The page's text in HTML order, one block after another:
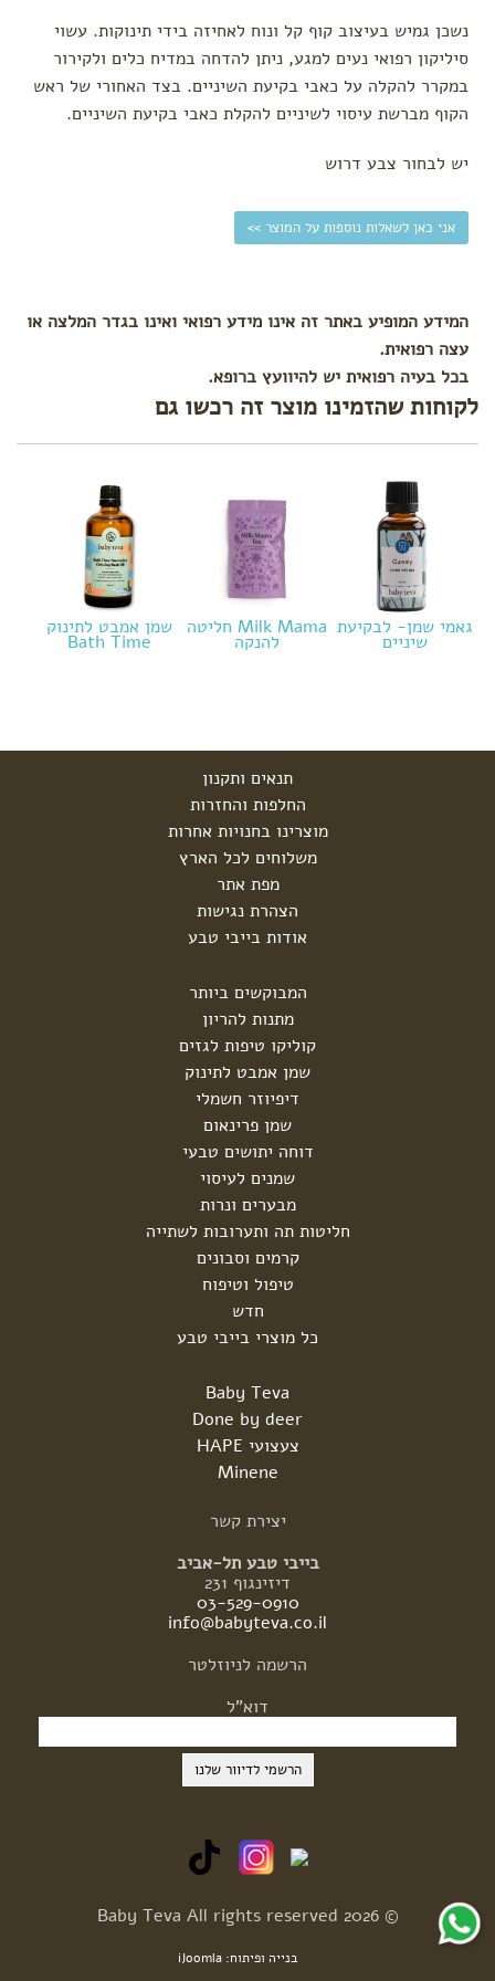
לפי צורך
הקלת
גזים
שיניים
צינון
עקיצות
טיפול
בבעיות
עור
נשכן גמיש בעיצוב קוף קל ונוח לאחיזה בידי תינוקות. עשוי
סיליקון רפואי נעים למגע, ניתן להדחה במדיח כלים ולקירור
במקרר להקלה על כאבי בקיעת השיניים. בצד האחורי של ראש
הקוף מברשת עיסוי לשיניים להקלת כאבי בקיעת השיניים.
יש לבחור צבע דרוש
אני כאן לשאלות נוספות על המוצר >>
המידע המופיע באתר זה אינו מידע רפואי ואינו בגדר המלצה או
עצה רפואית.
בכל בעיה רפואית יש להיוועץ ברופא.
לקוחות שהזמינו מוצר זה רכשו גם
גאמי שמן- לבקיעת
שיניים
Milk Mama חליטה
להנקה
שמן אמבט לתינוק
Bath Time
תנאים ותקנון
החלפות והחזרות
מוצרינו בחנויות אחרות
משלוחים לכל הארץ
מפת אתר
הצהרת נגישות
אודות בייבי טבע
המבוקשים ביותר
מתנות להריון
קוליקו טיפות לגזים
שמן אמבט לתינוק
דיפיוזר חשמלי
שמן פרינאום
דוחה יתושים טבעי
שמנים לעיסוי
מבערים ונרות
חליטות תה ותערובות לשתייה
קרמים וסבונים
טיפול וטיפוח
חדש
כל מוצרי בייבי טבע
Baby Teva
Done by deer
צעצועי HAPE
Minene
יצירת קשר
בייבי טבע תל-אביב
דיזינגוף 231
03-529-0910
info@babyteva.co.il
הרשמה לניוזלטר
דוא"ל
© 2026 Baby Teva All rights reserved
בנייה ופיתוח: iJoomla